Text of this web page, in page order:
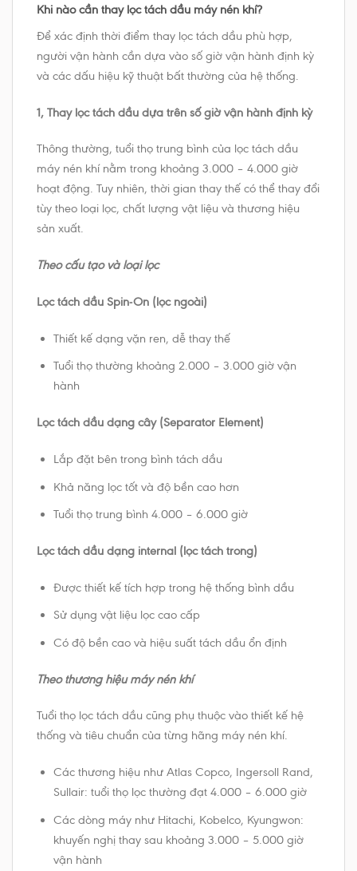
Khi nào cần thay lọc tách dầu máy nén khí?
Để xác định thời điểm thay lọc tách dầu phù hợp,
người vận hành cần dựa vào số giờ vận hành định kỳ
và các dấu hiệu kỹ thuật bất thường của hệ thống.
1, Thay lọc tách dầu dựa trên số giờ vận hành định kỳ
Thông thường, tuổi thọ trung bình của lọc tách dầu
máy nén khí nằm trong khoảng 3.000 – 4.000 giờ
hoạt động. Tuy nhiên, thời gian thay thế có thể thay đổi
tùy theo loại lọc, chất lượng vật liệu và thương hiệu
sản xuất.
Theo cấu tạo và loại lọc
Lọc tách dầu Spin-On (lọc ngoài)
Thiết kế dạng vặn ren, dễ thay thế
Tuổi thọ thường khoảng 2.000 – 3.000 giờ vận
hành
Lọc tách dầu dạng cây (Separator Element)
Lắp đặt bên trong bình tách dầu
Khả năng lọc tốt và độ bền cao hơn
Tuổi thọ trung bình 4.000 – 6.000 giờ
Lọc tách dầu dạng internal (lọc tách trong)
Được thiết kế tích hợp trong hệ thống bình dầu
Sử dụng vật liệu lọc cao cấp
Có độ bền cao và hiệu suất tách dầu ổn định
Theo thương hiệu máy nén khí
Tuổi thọ lọc tách dầu cũng phụ thuộc vào thiết kế hệ
thống và tiêu chuẩn của từng hãng máy nén khí.
Các thương hiệu như Atlas Copco, Ingersoll Rand,
Sullair: tuổi thọ lọc thường đạt 4.000 – 6.000 giờ
Các dòng máy như Hitachi, Kobelco, Kyungwon:
khuyến nghị thay sau khoảng 3.000 – 5.000 giờ
vận hành